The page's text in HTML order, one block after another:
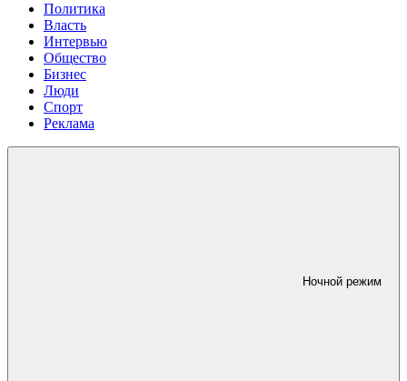
Политика
Власть
Интервью
Общество
Бизнес
Люди
Спорт
Реклама
Ночной режим